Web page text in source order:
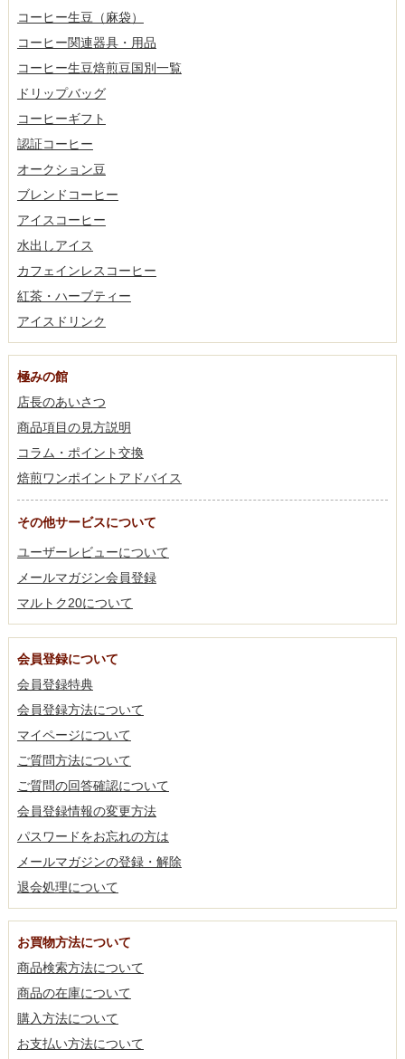
コーヒー生豆（麻袋）
コーヒー関連器具・用品
コーヒー生豆焙煎豆国別一覧
ドリップバッグ
コーヒーギフト
認証コーヒー
オークション豆
ブレンドコーヒー
アイスコーヒー
水出しアイス
カフェインレスコーヒー
紅茶・ハーブティー
アイスドリンク
極みの館
店長のあいさつ
商品項目の見方説明
コラム・ポイント交換
焙煎ワンポイントアドバイス
その他サービスについて
ユーザーレビューについて
メールマガジン会員登録
マルトク20について
会員登録について
会員登録特典
会員登録方法について
マイページについて
ご質問方法について
ご質問の回答確認について
会員登録情報の変更方法
パスワードをお忘れの方は
メールマガジンの登録・解除
退会処理について
お買物方法について
商品検索方法について
商品の在庫について
購入方法について
お支払い方法について